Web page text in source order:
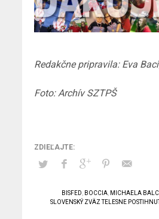
Redakčne pripravila: Eva
Foto: Archív SZTPŠ
BISFED
BOCCIA, MICHAELA
SLOVENSKÝ ZVÄZ TELESNE